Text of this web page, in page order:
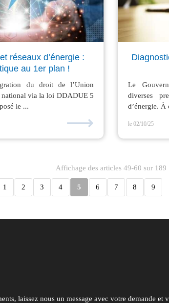
réseaux d’énergie :
au 1er plan !
du droit de l’Union
national via la loi DDADUE 5
le ...
⟶
Le
diverses
d’énergie. À
le 02/10/25
Affichage des articles 49-60 sur 189
1 2 3 4 5 6 7 8 9
laissez nous un message avec votre demande et